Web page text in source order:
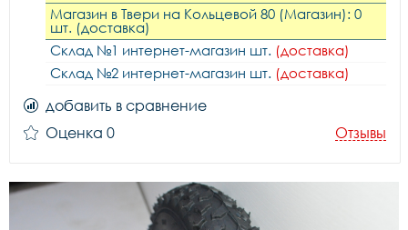
Магазин в Твери на Кольцевой 80 (Магазин): 0
шт. (доставка)
Склад №1 интернет-магазин шт. (доставка)
Склад №2 интернет-магазин шт. (доставка)
добавить в сравнение
Оценка 0
Отзывы